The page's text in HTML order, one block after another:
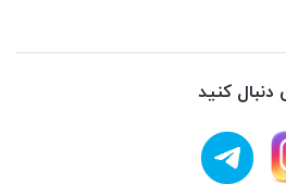
دنبال کنید